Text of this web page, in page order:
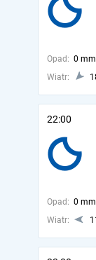
Opad: 0 mm
Wiatr:
22:00
Opad: 0 mm
Wiatr: